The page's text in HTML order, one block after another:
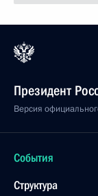
Президент
Версия
События
Структура